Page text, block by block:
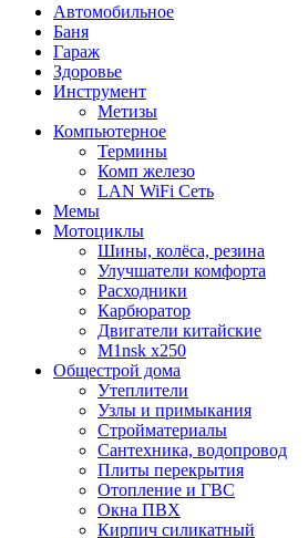
Автомобильное
Баня
Гараж
Здоровье
Инструмент
Метизы
Компьютерное
Термины
Комп железо
LAN WiFi Сеть
Мемы
Мотоциклы
Шины, колёса, резина
Улучшатели комфорта
Расходники
Карбюратор
Двигатели китайские
M1nsk x250
Общестрой дома
Утеплители
Узлы и примыкания
Стройматериалы
Сантехника, водопровод
Плиты перекрытия
Отопление и ГВС
Окна ПВХ
Кирпич силикатный